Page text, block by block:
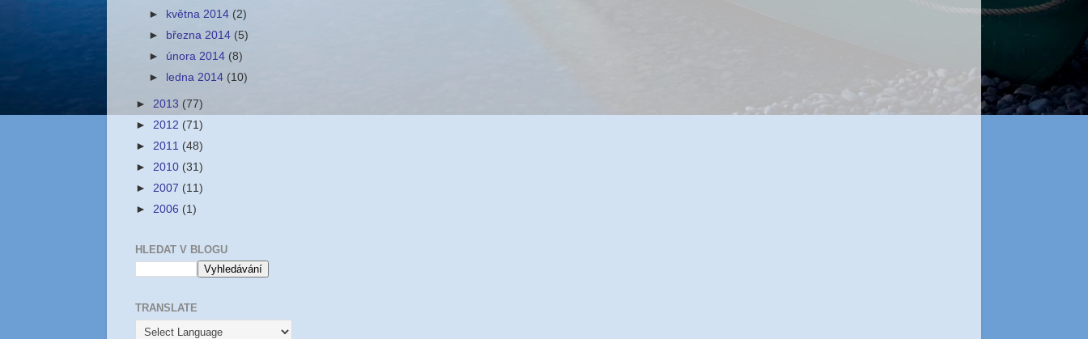
► května 2014 (2)
► března 2014 (5)
► února 2014 (8)
►
ledna 2014 (10)
► 2013 (77)
► 2012 (71)
► 2011 (48)
► 2010 (31)
► 2007 (11)
► 2006 (1)
HLEDAT V BLOGU
TRANSLATE